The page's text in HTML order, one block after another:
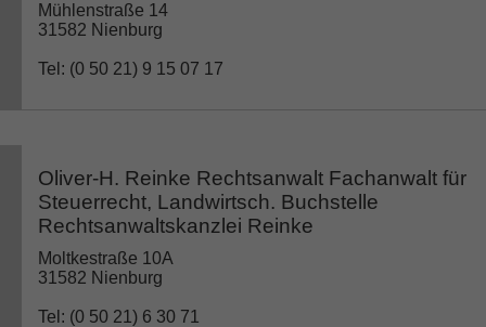
Mühlenstraße 14
31582 Nienburg
Tel: (0 50 21) 9 15 07 17
Oliver-H. Reinke Rechtsanwalt Fachanwalt für
Steuerrecht, Landwirtsch. Buchstelle
Rechtsanwaltskanzlei Reinke
Moltkestraße 10A
31582 Nienburg
Tel: (0 50 21) 6 30 71